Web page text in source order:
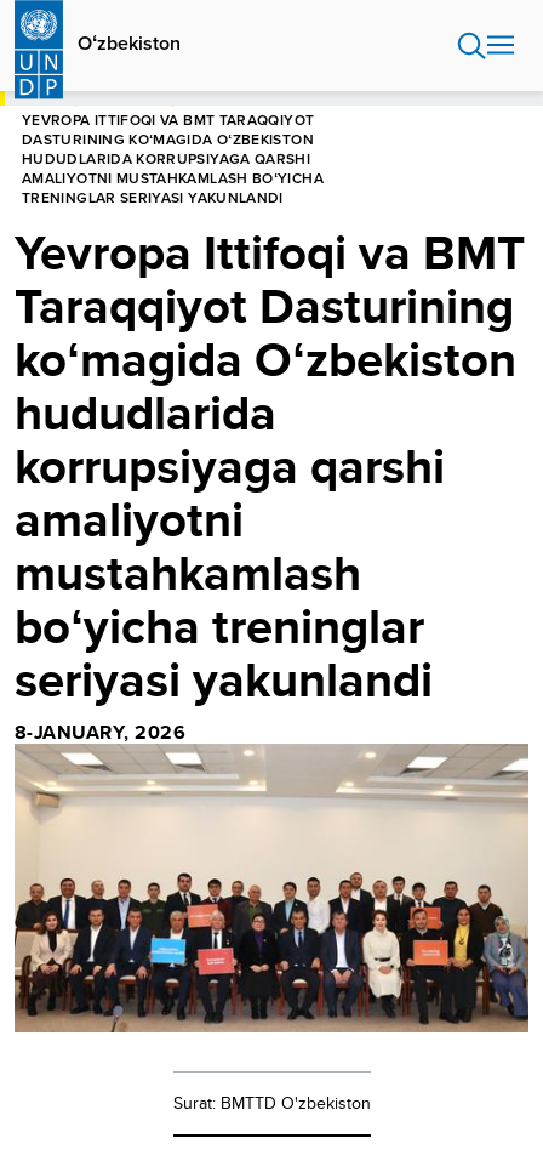
Skip
main
content
Oʻzbekiston
HOME
YEVROPA ITTIFOQI VA BMT TARAQQIYOT
DASTURINING KOʻMAGIDA OʻZBEKISTON
HUDUDLARIDA KORRUPSIYAGA QARSHI
AMALIYOTNI MUSTAHKAMLASH BOʻYICHA
TRENINGLAR SERIYASI YAKUNLANDI
Yevropa Ittifoqi va BMT
Taraqqiyot Dasturining
koʻmagida Oʻzbekiston
hududlarida
korrupsiyaga qarshi
amaliyotni
mustahkamlash
boʻyicha treninglar
seriyasi yakunlandi
8-JANUARY, 2026
Surat: BMTTD O'zbekiston